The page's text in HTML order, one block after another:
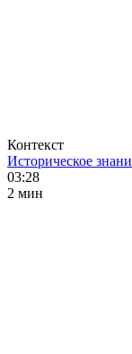
Контекст
Историческое
03:28
2 мин